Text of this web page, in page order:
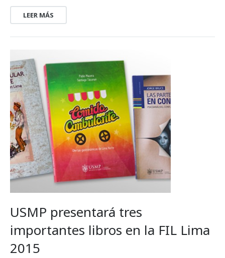
LEER MÁS
USMP presentará tres
importantes libros en la FIL Lima
2015